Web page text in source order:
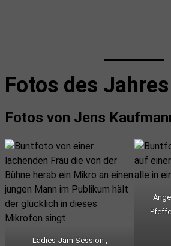
Fotos des
Fotos von Jens
Ladies Jam Session ,